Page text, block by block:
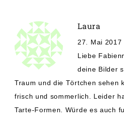
Laura
27. Mai 2017
Liebe
deine Bilder
Traum und die Törtchen sehen
frisch und sommerlich. Leider
Tarte-Formen. Würde es auch